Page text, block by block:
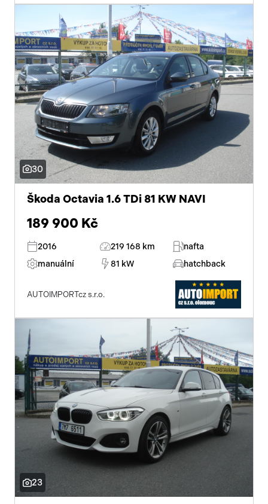
30
Škoda Octavia 1.6 TDi 81 KW NAVI
189 900 Kč
2016 219 168 km
nafta
manuální
81 kW hatchback
AUTOIMPORTcz s.r.o.
23